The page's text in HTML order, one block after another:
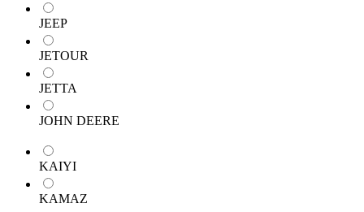
JEEP
JETOUR
JETTA
JOHN DEERE
KAIYI
KAMAZ